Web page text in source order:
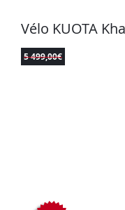
Vélo KUOTA
5 499,00€